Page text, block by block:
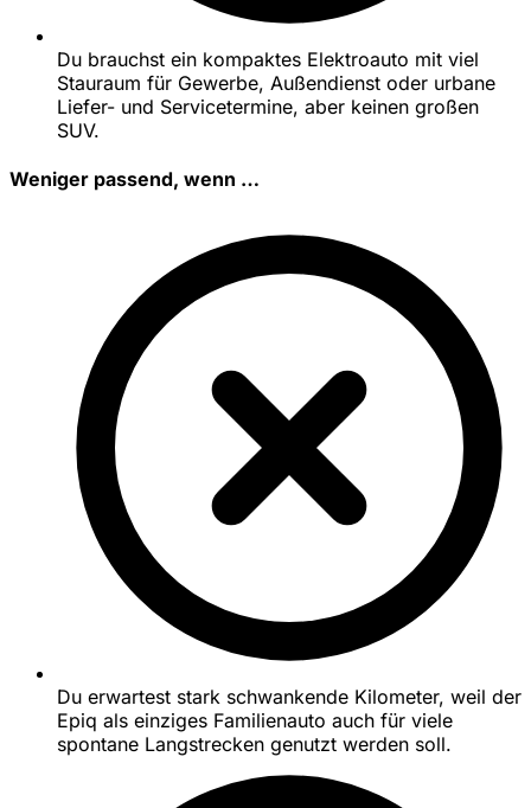
Du brauchst ein kompaktes Elektroauto mit viel
Stauraum für Gewerbe, Außendienst oder urbane
Liefer- und Servicetermine, aber keinen großen
SUV.
Weniger passend, wenn …
Du erwartest stark schwankende Kilometer, weil der
Epiq als einziges Familienauto auch für viele
spontane Langstrecken genutzt werden soll.